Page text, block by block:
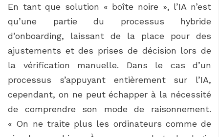
En tant que solution « boîte noire », l’IA n’est
qu’une partie du processus hybride
d’onboarding, laissant de la place pour des
ajustements et des prises de décision lors de
la vérification manuelle. Dans le cas d’un
processus s’appuyant entièrement sur l’IA,
cependant, on ne peut échapper à la nécessité
de comprendre son mode de raisonnement.
« On ne traite plus les ordinateurs comme de